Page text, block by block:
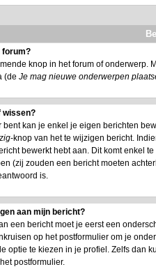
forum?
knop in het forum of
(de Je mag nieuwe onderwerpen
wissen?
kan je enkel je eigen berichten
-knop van het te wijzigen bericht.
bewerkt hebt aan. Dit komt enkel
(zij zouden een bericht moeten
is.
aan mijn bericht?
een bericht moet je eerst een
op het postformulier om je
optie te kiezen in je profiel. Zelfs dan
postformulier.